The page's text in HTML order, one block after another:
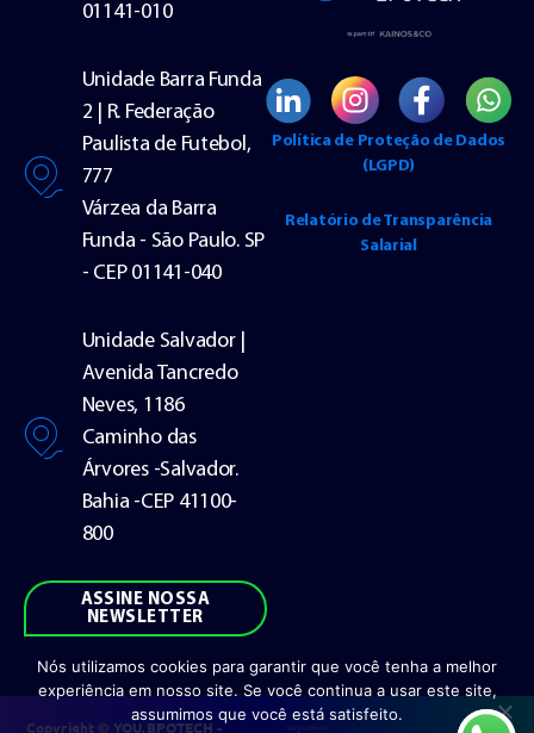
01141-010
Unidade Barra Funda
2 | R. Federação
Paulista de Futebol,
777
Várzea da Barra
Funda - São Paulo. SP
- CEP 01141-040
Unidade Salvador |
Avenida Tancredo
Neves, 1186
Caminho das
Árvores -Salvador.
Bahia -CEP 41100-
800
ASSINE NOSSA
NEWSLETTER
Política de Proteção de Dados
(LGPD)
Relatório de Transparência
Salarial
Copyright © YOU.BPOTECH -
Nós utilizamos cookies para garantir que você tenha a melhor
experiência em nosso site. Se você continua a usar este site,
assumimos que você está satisfeito.